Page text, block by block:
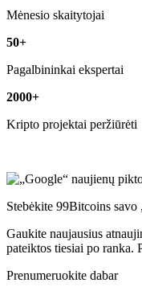
Mėnesio skaitytojai
50+
Pagalbininkai ekspertai
2000+
Kripto projektai peržiūrėti
Stebėkite 99Bitcoins
Gaukite naujausius
pateiktos tiesiai po ranka.
Prenumeruokite dabar